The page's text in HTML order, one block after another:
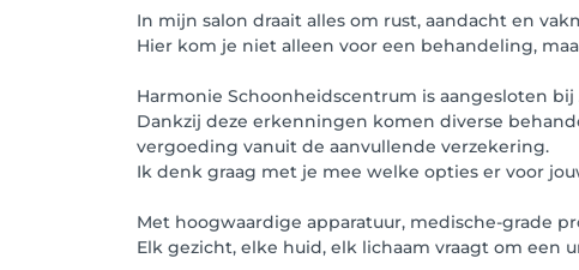
In mijn salon draait alles om rust, aandacht en
Hier kom je niet alleen voor een behandeling,
Harmonie Schoonheidscentrum is aangesloten
Dankzij deze erkenningen komen diverse
vergoeding vanuit de aanvullende verzekering.
Ik denk graag met je mee welke opties er voor
Met hoogwaardige apparatuur, medische-grade
Elk gezicht, elke huid, elk lichaam vraagt om een